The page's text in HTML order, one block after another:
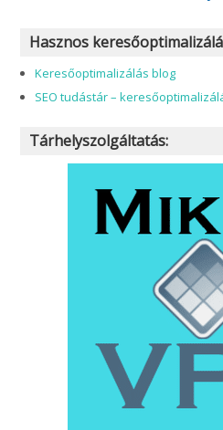
szakember, aki e
Csak ajánlani tudom
Összes vélemény
Hasznos
Keresőoptimalizálás blog
Tárhelyszolgáltatás: